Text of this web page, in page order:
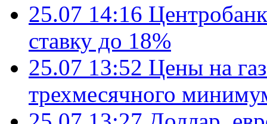
25.07 14:16
ставку до 18%
25.07 13:52 Цены на
трехмесячного